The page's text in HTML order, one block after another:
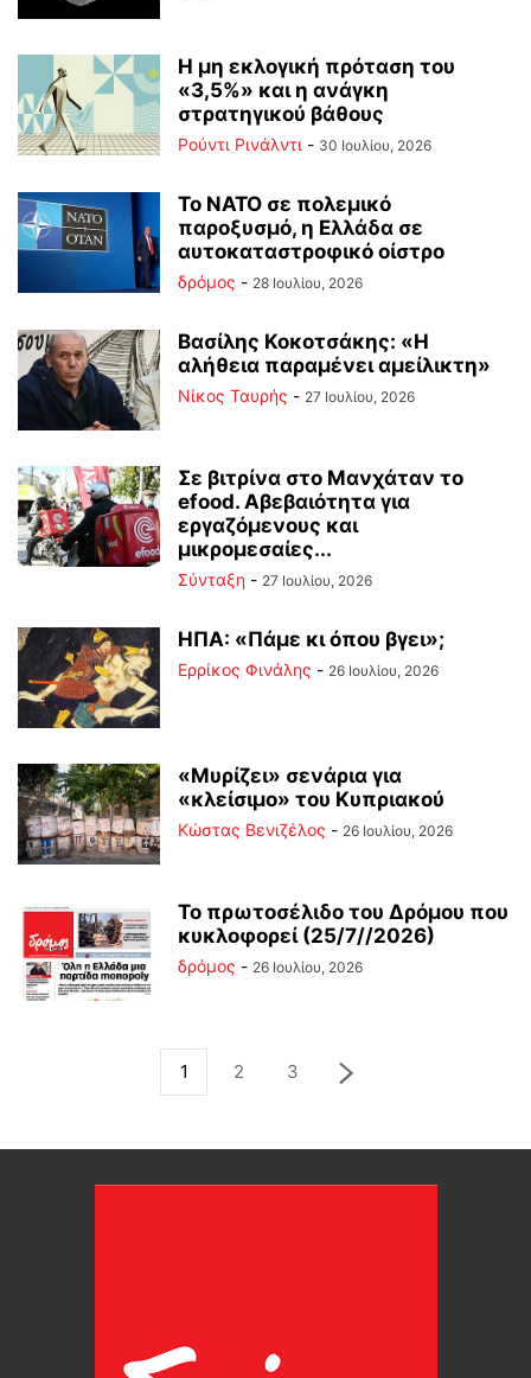
Η μη εκλογική πρόταση του
«3,5%» και η ανάγκη
στρατηγικού βάθους
Ρούντι Ρινάλντι - 30 Ιουλίου, 2026
Το ΝΑΤΟ σε πολεμικό
παροξυσμό, η Ελλάδα σε
αυτοκαταστροφικό οίστρο
δρόμος - 28 Ιουλίου, 2026
Βασίλης Κοκοτσάκης: «Η
αλήθεια παραμένει αμείλικτη»
Νίκος Ταυρής - 27 Ιουλίου, 2026
Σε βιτρίνα στο Μανχάταν το
efood. Αβεβαιότητα για
εργαζόμενους και
μικρομεσαίες...
Σύνταξη - 27 Ιουλίου, 2026
ΗΠΑ: «Πάμε κι όπου βγει»;
Ερρίκος Φινάλης - 26 Ιουλίου, 2026
«Μυρίζει» σενάρια για
«κλείσιμο» του Κυπριακού
Κώστας Βενιζέλος - 26 Ιουλίου, 2026
Το πρωτοσέλιδο του Δρόμου που
κυκλοφορεί (25/7//2026)
δρόμος - 26 Ιουλίου, 2026
1 2 3